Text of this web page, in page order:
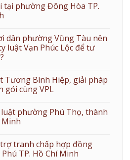
tại phường Đông Hòa TP.
dân phường Vũng Tàu nên
luật Vạn Phúc Lộc để tư
Tương Bình Hiệp, giải pháp
gói cùng VPL
phường Phú Thọ, thành
Minh
tranh chấp hợp đồng
TP. Hồ Chí Minh